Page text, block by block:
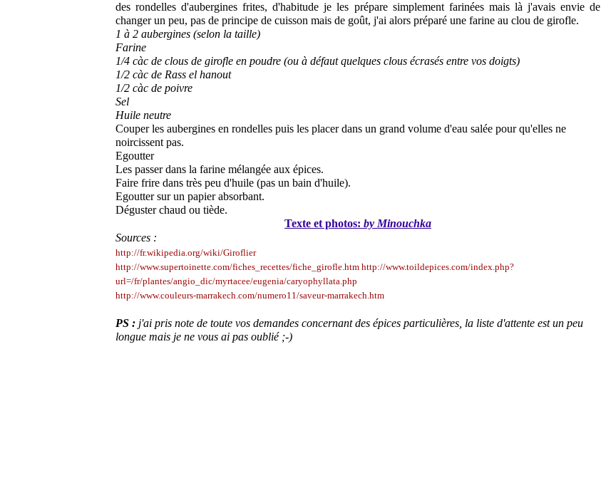
des rondelles d'aubergines frites, d'habitude je les prépare simplement farinées mais là j'avais envie de
changer un peu, pas de principe de cuisson mais de goût, j'ai alors préparé une farine au clou de girofle.
1 à 2 aubergines (selon la taille)
Farine
1/4 càc de clous de girofle en poudre (ou à défaut quelques clous écrasés entre vos doigts)
1/2 càc de Rass el hanout
1/2 càc de poivre
Sel
Huile neutre
Couper les aubergines en rondelles puis les placer dans un grand volume d'eau salée pour qu'elles ne
noircissent pas.
Egoutter
Les passer dans la farine mélangée aux épices.
Faire frire dans très peu d'huile (pas un bain d'huile).
Egoutter sur un papier absorbant.
Déguster chaud ou tiède.
Texte et photos: by Minouchka
Sources :
http://fr.wikipedia.org/wiki/Giroflier
http://www.supertoinette.com/fiches_recettes/fiche_girofle.htm http://www.toildepices.com/index.php?
url=/fr/plantes/angio_dic/myrtacee/eugenia/caryophyllata.php
http://www.couleurs-marrakech.com/numero11/saveur-marrakech.htm
PS : j'ai pris note de toute vos demandes concernant des épices particulières, la liste d'attente est un peu
longue mais je ne vous ai pas oublié ;-)